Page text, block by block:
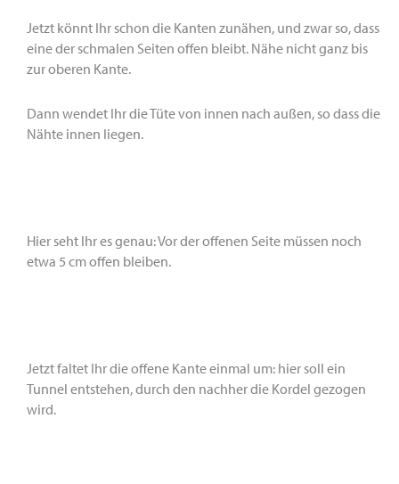
Jetzt könnt Ihr schon die Kanten zunähen, und zwar so, dass
eine der schmalen Seiten offen bleibt. Nähe nicht ganz bis
zur oberen Kante.
Dann wendet Ihr die Tüte von innen nach außen, so dass die
Nähte innen liegen.
Hier seht Ihr es genau: Vor der offenen Seite müssen noch
etwa 5 cm offen bleiben.
Jetzt faltet Ihr die offene Kante einmal um: hier soll ein
Tunnel entstehen, durch den nachher die Kordel gezogen
wird.